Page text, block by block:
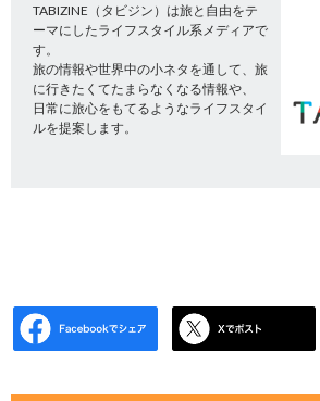
TABIZINE（タビジン）は旅と自由をテ
ーマにしたライフスタイル系メディアで
す。
旅の情報や世界中の小ネタを通して、旅
に行きたくてたまらなくなる情報や、
日常に旅心をもてるようなライフスタイ
ルを提案します。